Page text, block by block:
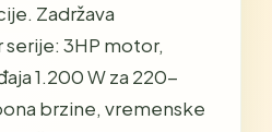
Zadržava
3HP motor,
1.200 W za 220-
brzine, vremenske